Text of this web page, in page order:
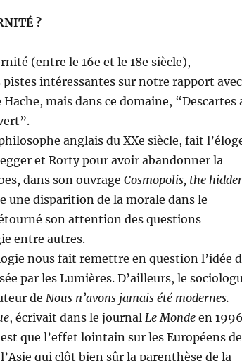
?
(entre le 16e et le 18e siècle),
intéressantes sur notre rapport avec
mais dans ce domaine, “Descartes
anglais du XXe siècle, fait
et Rorty pour avoir abandonner la
dans son ouvrage Cosmopolis, the
une disparition de la morale dans le
son attention des questions
entre autres.
nous fait remettre en question l’idée
par les Lumières. D’ailleurs, le
de Nous n’avons jamais été modernes.
, écrivait dans le journal Le Mondeen
que l’effet lointain sur les Européens de
qui clôt bien sûr la parenthèse de la